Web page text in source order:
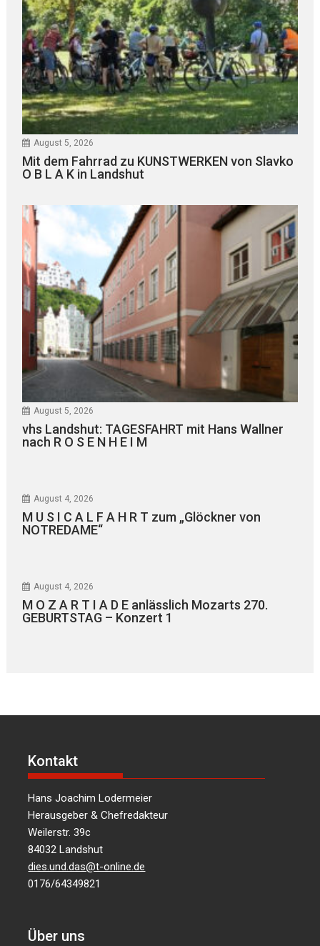
August 5, 2026
Mit dem Fahrrad zu KUNSTWERKEN von Slavko
O B L A K in Landshut
August 5, 2026
vhs Landshut: TAGESFAHRT mit Hans Wallner
nach R O S E N H E I M
August 4, 2026
M U S I C A L F A H R T zum „Glöckner von
NOTREDAME“
August 4, 2026
M O Z A R T I A D E anlässlich Mozarts 270.
GEBURTSTAG – Konzert 1
Kontakt
Hans Joachim Lodermeier
Herausgeber & Chefredakteur
Weilerstr. 39c
84032 Landshut
dies.und.das@t-online.de
0176/64349821
Über uns